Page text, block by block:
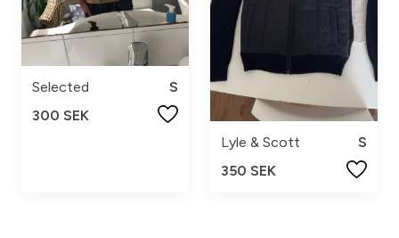
Selected
S
300 SEK
Lyle & Scott
S
350 SEK